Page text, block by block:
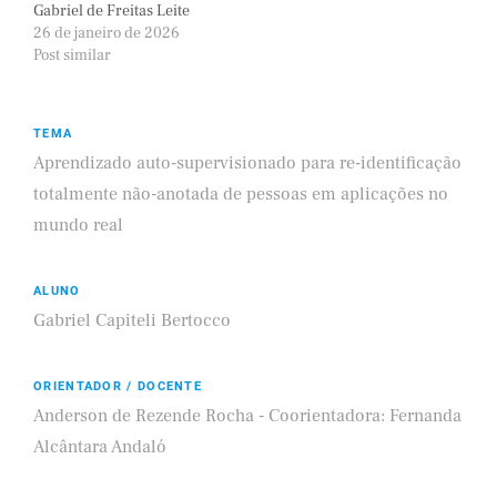
Gabriel de Freitas Leite
26 de janeiro de 2026
Post similar
TEMA
Aprendizado auto-supervisionado para re-identificação
totalmente não-anotada de pessoas em aplicações no
mundo real
ALUNO
Gabriel Capiteli Bertocco
ORIENTADOR / DOCENTE
Anderson de Rezende Rocha - Coorientadora: Fernanda
Alcântara Andaló